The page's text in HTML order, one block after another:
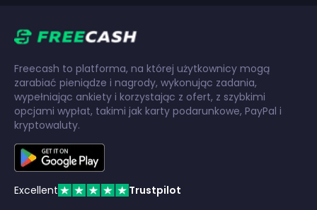
Freecash to platforma, na której użytkownicy mogą
zarabiać pieniądze i nagrody, wykonując zadania,
wypełniając ankiety i korzystając z ofert, z szybkimi
opcjami wypłat, takimi jak karty podarunkowe, PayPal i
kryptowaluty.
Excellent Trustpilot